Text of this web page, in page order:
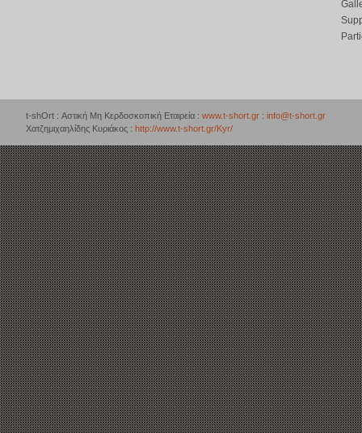
t-shOrt : Αστική Μη Κερδοσκοπική Εταιρεία : www.t-short.gr : info@t-short.gr
Χατζημιχαηλίδης Κυριάκος : http://www.t-short.gr/Kyr/